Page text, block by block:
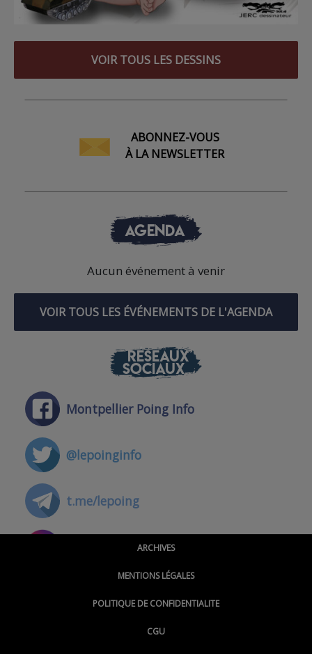
VOIR TOUS LES DESSINS
ABONNEZ-VOUS
À LA NEWSLETTER
AGENDA
Aucun événement à venir
VOIR TOUS LES ÉVÉNEMENTS DE L'AGENDA
RÉSEAUX
SOCIAUX
Montpellier Poing Info
@lepoinginfo
t.me/lepoing
@montpellierpoinginfo
@LePoingMontpellier
ARCHIVES
MENTIONS LÉGALES
POLITIQUE DE CONFIDENTIALITE
CGU